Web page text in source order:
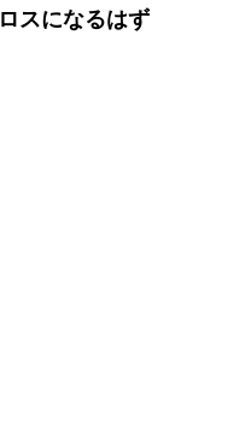
スになるはず